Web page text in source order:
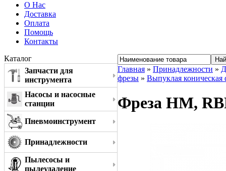
О Нас
Доставка
Оплата
Помощь
Контакты
Каталог
Запчасти для
инструмента
Насосы и насосные
станции
Пневмоинструмент
Принадлежности
Пылесосы и
пылеудаление
Главная » Принадлежности »
фрезы » Выпуклая коническая
Фреза HM,